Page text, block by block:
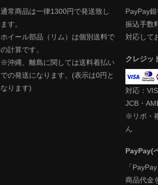
通常商品は一律1300円で発送致し
ます。
ホイール部品（リム）は個別送料で
の計算です。
※沖縄、離島に関しては送料着払い
での発送になります。(表示は0円と
なります)
PayPay
振込手数
対応して
クレジッ
対応：
JCB・
※リボ・
ん
PayPay(
「
商品代金